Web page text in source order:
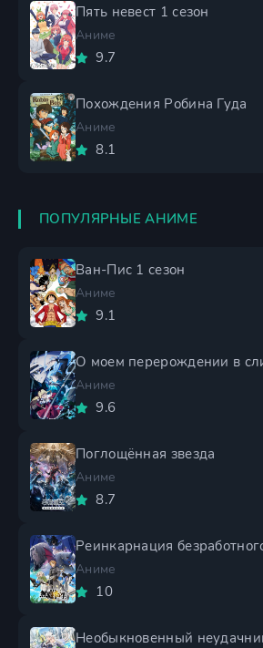
Пять невест 1 сезон
Аниме
9.7
Похождения Робина Гуда
Аниме
8.1
ПОПУЛЯРНЫЕ АНИМЕ
Ван-Пис 1 сезон
Аниме
9.1
О моем перерождении в
Аниме
9.6
Поглощённая звезда
Аниме
8.7
Реинкарнация
Аниме
10
Необыкновенный